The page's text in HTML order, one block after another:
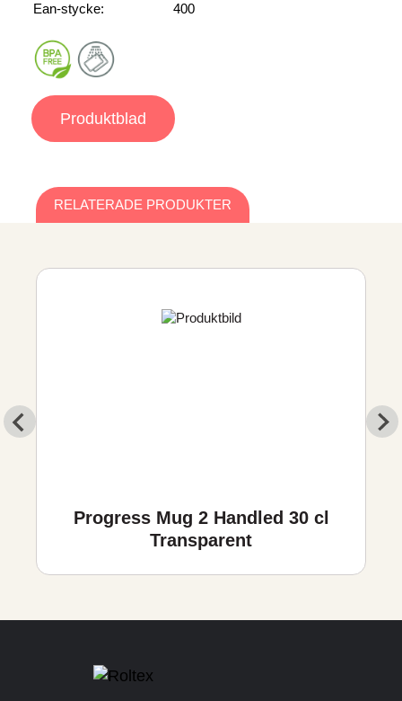
Ean-stycke:
400
Produktblad
RELATERADE PRODUKTER
Progress Mug 2 Handled 30 cl
Transparent